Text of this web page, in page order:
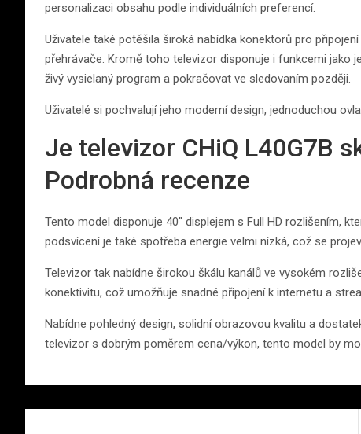
personalizaci obsahu podle individuálních preferencí.
Uživatele také potěšila široká nabídka konektorů pro
přehrávače. Kromě toho televizor disponuje i funkcemi jako
živý vysielaný program a pokračovat ve sledovaním později.
Uživatelé si pochvalují jeho moderní design, jednoduchou
Je televizor CHiQ L40G7B
Podrobná recenze
Tento model disponuje 40″ displejem s Full HD rozlišením,
podsvícení je také spotřeba energie velmi nízká, což se
Televizor tak nabídne širokou škálu kanálů ve vysokém
konektivitu, což umožňuje snadné připojení k internetu a
Nabídne pohledný design, solidní obrazovou kvalitu a
televizor s dobrým poměrem cena/výkon, tento model by